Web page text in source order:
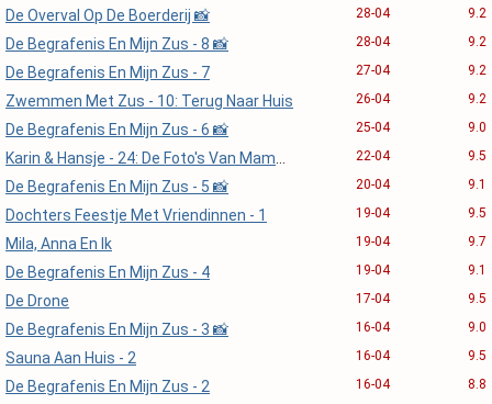
De Overval Op De Boerderij 📸 28-04 9.2
De Begrafenis En Mijn Zus - 8 📸 28-04 9.2
De Begrafenis En Mijn Zus - 7 27-04 9.2
Zwemmen Met Zus - 10: Terug Naar Huis 26-04 9.2
De Begrafenis En Mijn Zus - 6 📸 25-04 9.0
22-04 9.5
De Begrafenis En Mijn Zus - 5 📸 20-04 9.1
Dochters Feestje Met Vriendinnen - 1 19-04 9.5
Mila, Anna En Ik 19-04 9.7
De Begrafenis En Mijn Zus - 4 19-04 9.1
De Drone 17-04 9.5
De Begrafenis En Mijn Zus - 3 📸 16-04 9.0
Sauna Aan Huis - 2 16-04 9.5
De Begrafenis En Mijn Zus - 2 16-04 8.8